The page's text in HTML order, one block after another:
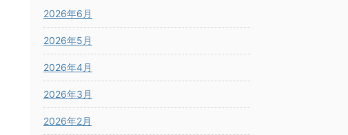
2026年6月
2026年5月
2026年4月
2026年3月
2026年2月